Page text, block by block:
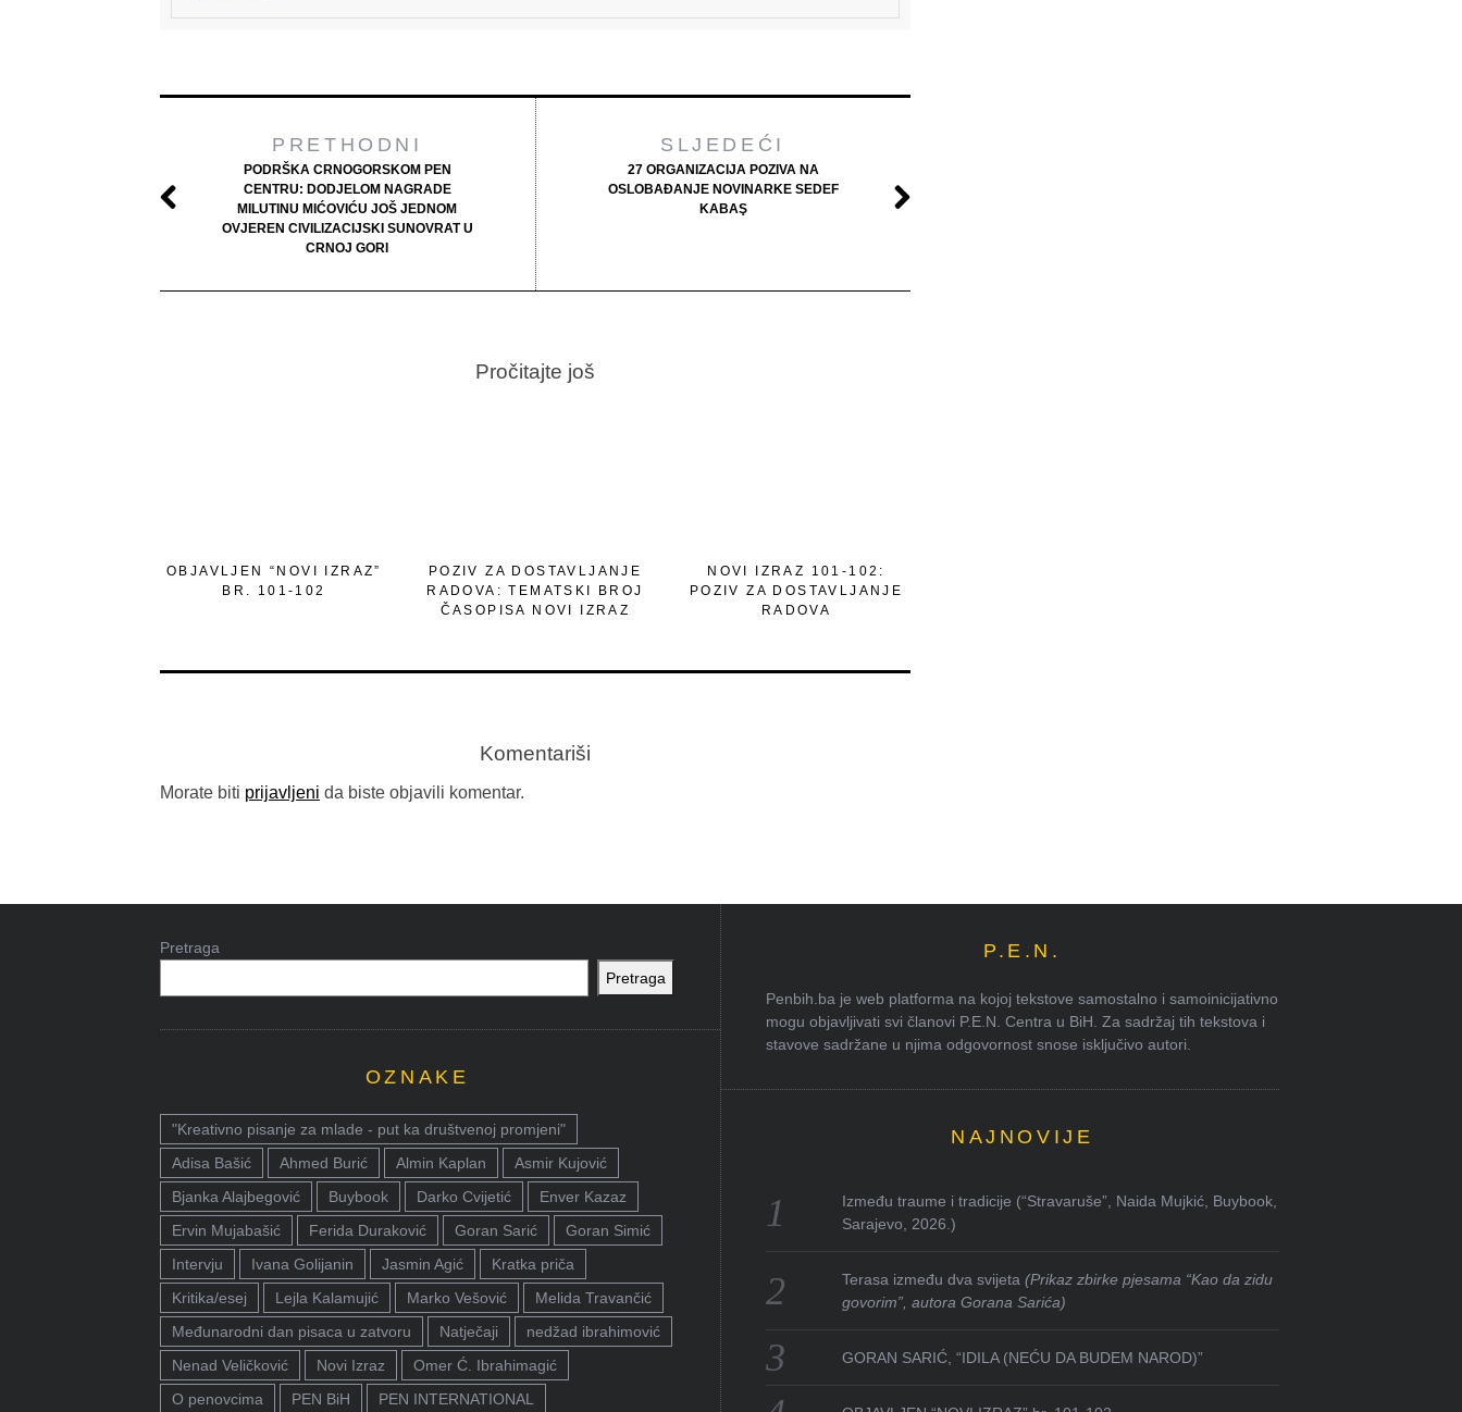
PRETHODNI
PODRŠKA CRNOGORSKOM PEN
CENTRU: DODJELOM NAGRADE
MILUTINU MIĆOVIĆU JOŠ JEDNOM
OVJEREN CIVILIZACIJSKI SUNOVRAT U
CRNOJ GORI
SLJEDEĆI
27 ORGANIZACIJA POZIVA NA
OSLOBAĐANJE NOVINARKE SEDEF
KABAŞ
Pročitajte još
OBJAVLJEN “NOVI IZRAZ”
BR. 101-102
POZIV ZA DOSTAVLJANJE
RADOVA: TEMATSKI BROJ
ČASOPISA NOVI IZRAZ
NOVI IZRAZ 101-102:
POZIV ZA DOSTAVLJANJE
RADOVA
Komentariši
Morate biti prijavljeni da biste objavili komentar.
Pretraga
Pretraga
OZNAKE
"Kreativno pisanje za mlade - put ka društvenoj promjeni"
Adisa Bašić
Ahmed Burić Almin Kaplan
Asmir Kujović
Bjanka Alajbegović
Buybook Darko Cvijetić
Enver Kazaz
Ervin Mujabašić
Ferida Duraković Goran Sarić
Goran Simić
Intervju
Ivana Golijanin Jasmin Agić
Kratka priča
Kritika/esej
Lejla Kalamujić Marko Vešović
Melida Travančić
Međunarodni dan pisaca u zatvoru
Natječaji
nedžad ibrahimović
Nenad Veličković
Novi Izraz
Omer Ć. Ibrahimagić
O penovcima
PEN BiH PEN INTERNATIONAL
P.E.N.
Penbih.ba je web platforma na kojoj tekstove samostalno i samoinicijativno
mogu objavljivati svi članovi P.E.N. Centra u BiH. Za sadržaj tih tekstova i
stavove sadržane u njima odgovornost snose isključivo autori.
NAJNOVIJE
Između traume i tradicije (“Stravaruše”, Naida Mujkić, Buybook,
Sarajevo, 2026.)
Terasa između dva svijeta(Prikaz zbirke pjesama “Kao da zidu
govorim”, autora Gorana Sarića)
GORAN SARIĆ, “IDILA (NEĆU DA BUDEM NAROD)”